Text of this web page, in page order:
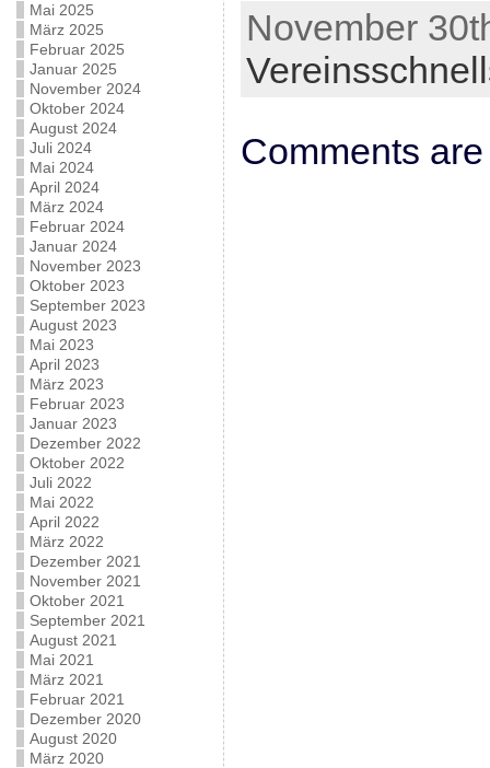
Mai 2025
März 2025
Februar 2025
Januar 2025
November 2024
Oktober 2024
August 2024
Juli 2024
Mai 2024
April 2024
März 2024
Februar 2024
Januar 2024
November 2023
Oktober 2023
September 2023
August 2023
Mai 2023
April 2023
März 2023
Februar 2023
Januar 2023
Dezember 2022
Oktober 2022
Juli 2022
Mai 2022
April 2022
März 2022
Dezember 2021
November 2021
Oktober 2021
September 2021
August 2021
Mai 2021
März 2021
Februar 2021
Dezember 2020
August 2020
März 2020
November
Comments